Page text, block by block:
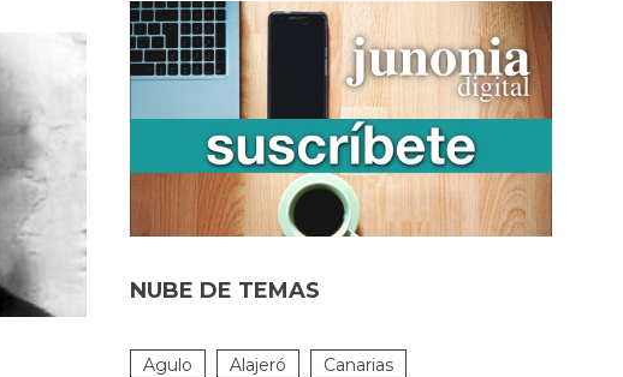
NUBE DE TEMAS
Agulo Alajeró
Canarias